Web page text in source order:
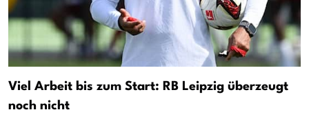
Viel Arbeit bis zum Start: RB Leipzig überzeugt
noch nicht